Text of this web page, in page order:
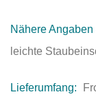
Nähere
leichte
Lieferumfang: